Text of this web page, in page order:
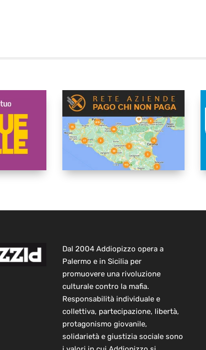
Dal 2004 Addiopizzo opera a
Palermo e in Sicilia per
promuovere una rivoluzione
culturale contro la mafia.
Responsabilità individuale e
collettiva, partecipazione, libertà,
protagonismo giovanile,
solidarietà e giustizia sociale sono